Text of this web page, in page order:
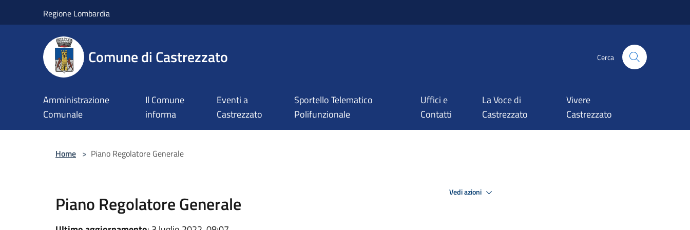
Regione Lombardia
Comune di Castrezzato Cerca
Amministrazione
Comunale
Il Comune
informa
Eventi a
Castrezzato
Sportello Telematico
Polifunzionale
Uffici e
Contatti
La Voce di
Castrezzato
Vivere
Castrezzato
Home > Piano Regolatore Generale
Piano Regolatore Generale Vedi azioni